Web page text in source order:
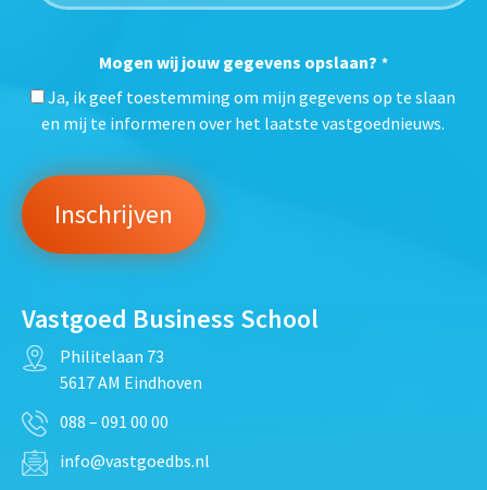
Mogen wij jouw gegevens opslaan? *
Ja, ik geef toestemming om mijn gegevens op te slaan
en mij te informeren over het laatste vastgoednieuws.
Vastgoed Business School
Philitelaan 73
5617 AM Eindhoven
088 – 091 00 00
info@vastgoedbs.nl